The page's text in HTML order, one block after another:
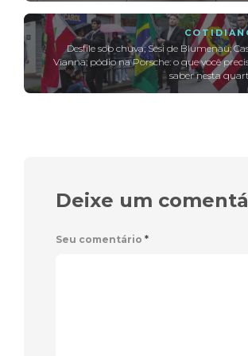
Desfile sob chuva; Sesi de Blumenau;
Vianna; pódio na Porsche: o que você
saber nesta
Deixe um
Seu comentário *